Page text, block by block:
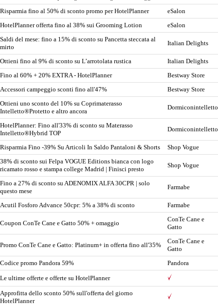
Risparmia fino al 50% di sconto promo per HotelPlanner
eSalon
HotelPlanner offerta fino al 38% sui Grooming Lotion
eSalon
Saldi del mese: fino a 15% di sconto su Pancetta steccata al
mirto
Italian Delights
Ottieni fino al 9% di sconto su L’arrotolata rustica
Italian Delights
Fino al 60% + 20% EXTRA - HotelPlanner
Bestway Store
Accessori campeggio sconti fino all'47%
Bestway Store
Ottieni uno sconto del 10% su Coprimaterasso
Intelletto®Protetto e altro ancora
Dormiconintelletto
HotelPlanner: Fino all'33% di sconto su Materasso
Intelletto®Hybrid TOP
Dormiconintelletto
Risparmia Fino -39% Su Articoli In Saldo Pantaloni & Shorts
Shop Vogue
38% di sconto sui Felpa VOGUE Editions bianca con logo
ricamato rosso e stampa college Madrid | Finisci presto
Shop Vogue
Fino a 27% di sconto su ADENOMIX ALFA 30CPR | solo
questo mese
Farmabe
Acutil Fosforo Advance 50cpr: 5% a 38% di sconto Farmabe
Coupon ConTe Cane e Gatto 50% + omaggio
ConTe Cane e
Gatto
Promo ConTe Cane e Gatto: Platinum+ in offerta fino all'35%
ConTe Cane e
Gatto
Codice promo Pandora 59%
Pandora
Le ultime offerte e offerte su HotelPlanner
Approfitta dello sconto 50% sull'offerta del giorno
HotelPlanner